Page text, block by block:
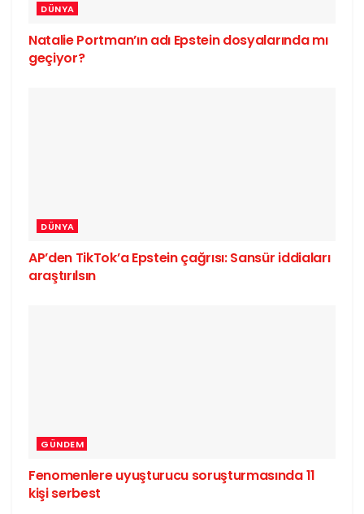
DÜNYA
Natalie Portman’ın adı Epstein dosyalarında mı
geçiyor?
DÜNYA
AP’den TikTok’a Epstein çağrısı: Sansür iddiaları
araştırılsın
GÜNDEM
Fenomenlere uyuşturucu soruşturmasında 11
kişi serbest